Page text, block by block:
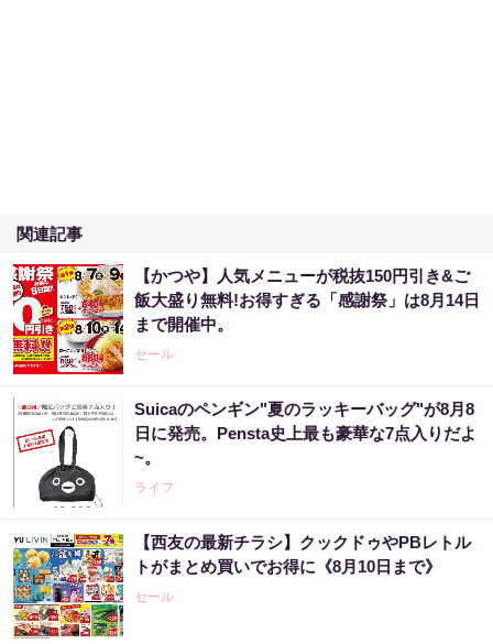
関連記事
【かつや】人気メニューが税抜150円引き&ご
飯大盛り無料!お得すぎる「感謝祭」は8月14日
まで開催中。
セール
Suicaのペンギン"夏のラッキーバッグ"が8月8
日に発売。Pensta史上最も豪華な7点入りだよ
~。
ライフ
【西友の最新チラシ】クックドゥやPBレトル
トがまとめ買いでお得に《8月10日まで》
セール